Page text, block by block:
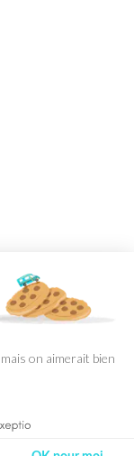
on aimerait bien